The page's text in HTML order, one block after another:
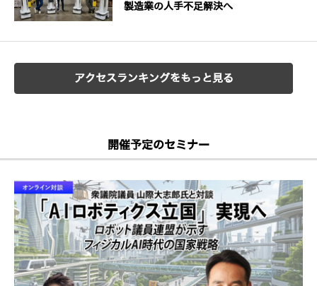
製造業の人手不足解決へ
アクセスランキングをもっと見る
開催予定のセミナー